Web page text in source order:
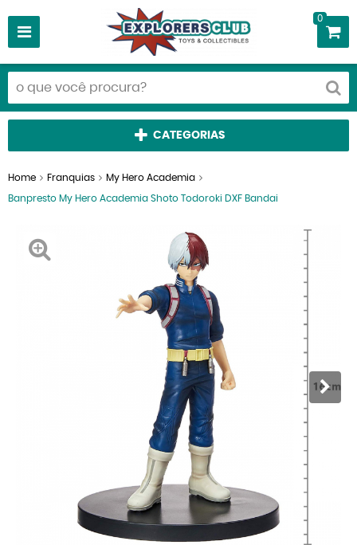
0
CATEGORIAS
Home Franquias My Hero Academia
Banpresto My Hero Academia Shoto Todoroki DXF Bandai